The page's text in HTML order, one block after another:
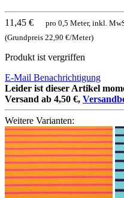
11,45 €
pro 0,5 Meter, inkl.
(Grundpreis 22,90 €/Meter)
Produkt ist vergriffen
E-Mail Benachrichtigung
Leider ist dieser Artikel
Versand ab 4,50 €,
Weitere Varianten: